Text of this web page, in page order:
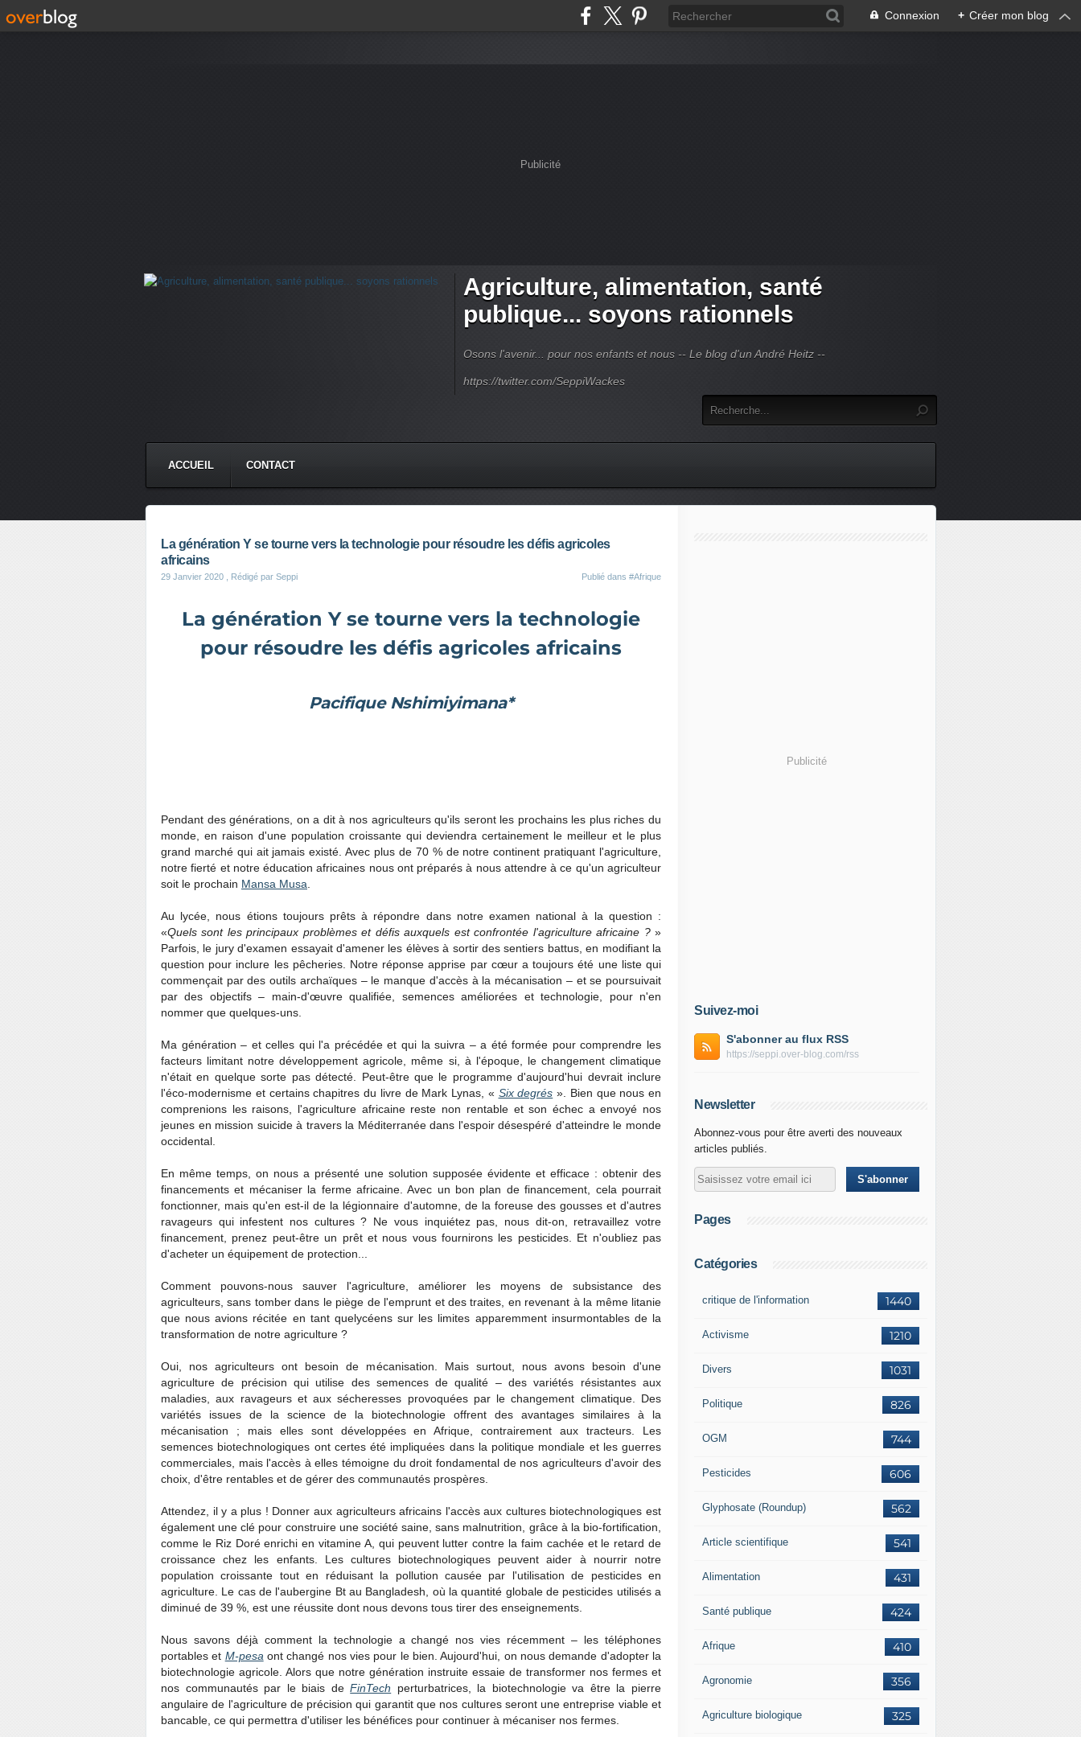
Connexion + Créer mon blog
Publicité
Agriculture, alimentation, santé
publique... soyons rationnels
Osons l'avenir... pour nos enfants et nous -- Le blog d'un André Heitz --
https://twitter.com/SeppiWackes
ACCUEIL CONTACT
La génération Y se tourne vers la technologie pour résoudre les défis agricoles
africains
29 Janvier 2020 , Rédigé par Seppi Publié dans #Afrique
La génération Y se tourne vers la technologie
pour résoudre les défis agricoles africains
Pacifique Nshimiyimana*
Pendant des générations, on a dit à nos agriculteurs qu'ils seront les prochains les plus riches du
monde, en raison d'une population croissante qui deviendra certainement le meilleur et le plus
grand marché qui ait jamais existé. Avec plus de 70 % de notre continent pratiquant l'agriculture,
notre fierté et notre éducation africaines nous ont préparés à nous attendre à ce qu'un agriculteur
soit le prochain Mansa Musa
Au lycée, nous étions toujours prêts à répondre dans notre examen national à la question :
«Quels sont les principaux problèmes et défis auxquels est confrontée l'agriculture africaine ?»
Parfois, le jury d'examen essayait d'amener les élèves à sortir des sentiers battus, en modifiant la
question pour inclure les pêcheries. Notre réponse apprise par cœur a toujours été une liste qui
commençait par des outils archaïques – le manque d'accès à la mécanisation – et se poursuivait
par des objectifs – main-d'œuvre qualifiée, semences améliorées et technologie, pour n'en
nommer que quelques-uns.
Ma génération – et celles qui l'a précédée et qui la suivra – a été formée pour comprendre les
facteurs limitant notre développement agricole, même si, à l'époque, le changement climatique
n'était en quelque sorte pas détecté. Peut-être que le programme d'aujourd'hui devrait inclure
l'éco-modernisme et certains chapitres du livre de Mark Lynas, « Six degrés ». Bien que nous en
comprenions les raisons, l'agriculture africaine reste non rentable et son échec a envoyé nos
jeunes en mission suicide à travers la Méditerranée dans l'espoir désespéré d'atteindre le monde
occidental.
En même temps, on nous a présenté une solution supposée évidente et efficace : obtenir des
financements et mécaniser la ferme africaine. Avec un bon plan de financement, cela pourrait
fonctionner, mais qu'en est-il de la légionnaire d'automne, de la foreuse des gousses et d'autres
ravageurs qui infestent nos cultures ? Ne vous inquiétez pas, nous dit-on, retravaillez votre
financement, prenez peut-être un prêt et nous vous fournirons les pesticides. Et n'oubliez pas
d'acheter un équipement de protection...
Comment pouvons-nous sauver l'agriculture, améliorer les moyens de subsistance des
agriculteurs, sans tomber dans le piège de l'emprunt et des traites, en revenant à la même litanie
que nous avions récitée en tant quelycéens sur les limites apparemment insurmontables de la
transformation de notre agriculture ?
Oui, nos agriculteurs ont besoin de mécanisation. Mais surtout, nous avons besoin d'une
agriculture de précision qui utilise des semences de qualité – des variétés résistantes aux
maladies, aux ravageurs et aux sécheresses provoquées par le changement climatique. Des
variétés issues de la science de la biotechnologie offrent des avantages similaires à la
mécanisation ; mais elles sont développées en Afrique, contrairement aux tracteurs. Les
semences biotechnologiques ont certes été impliquées dans la politique mondiale et les guerres
commerciales, mais l'accès à elles témoigne du droit fondamental de nos agriculteurs d'avoir des
choix, d'être rentables et de gérer des communautés prospères.
Attendez, il y a plus ! Donner aux agriculteurs africains l'accès aux cultures biotechnologiques est
également une clé pour construire une société saine, sans malnutrition, grâce à la bio-fortification,
comme le Riz Doré enrichi en vitamine A, qui peuvent lutter contre la faim cachée et le retard de
croissance chez les enfants. Les cultures biotechnologiques peuvent aider à nourrir notre
population croissante tout en réduisant la pollution causée par l'utilisation de pesticides en
agriculture. Le cas de l'aubergine Bt au Bangladesh, où la quantité globale de pesticides utilisés a
diminué de 39 %, est une réussite dont nous devons tous tirer des enseignements.
Nous savons déjà comment la technologie a changé nos vies récemment – les téléphones
portables et M-pesa ont changé nos vies pour le bien. Aujourd'hui, on nous demande d'adopter la
biotechnologie agricole. Alors que notre génération instruite essaie de transformer nos fermes et
nos communautés par le biais deFinTech perturbatrices, la biotechnologie va être la pierre
angulaire de l'agriculture de précision qui garantit que nos cultures seront une entreprise viable et
bancable, ce qui permettra d'utiliser les bénéfices pour continuer à mécaniser nos fermes.
Publicité
Suivez-moi
S'abonner au flux RSS
https://seppi.over-blog.com/rss
Newsletter
Abonnez-vous pour être averti des nouveaux
articles publiés.
Pages
Catégories
1440
critique de l'information
1210
Activisme
1031
Divers
826
Politique
744
OGM
606
Pesticides
562
Glyphosate (Roundup)
541
Article scientifique
431
Alimentation
424
Santé publique
410
Afrique
356
Agronomie
325
Agriculture biologique